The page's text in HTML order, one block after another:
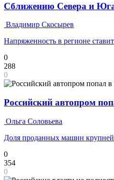
Сближению Севера и
Владимир Скосырев
Напряженность в регионе
0
288
0
Российский автопром
Ольга Соловьева
Доля проданных машин
0
354
0